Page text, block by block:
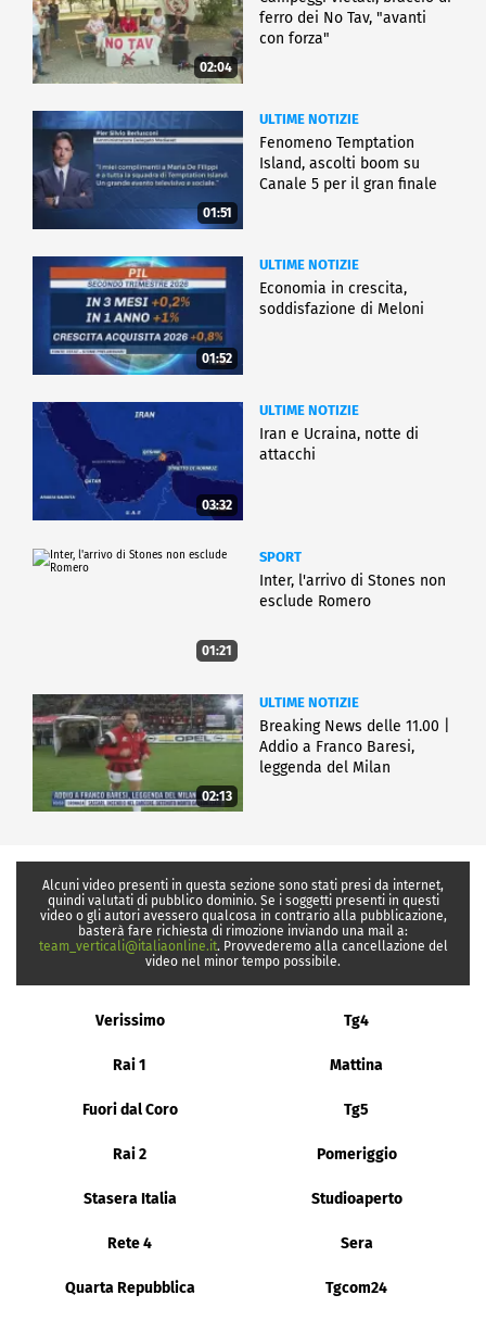
02:04
ferro dei No Tav, "avanti
con forza"
01:51
ULTIME NOTIZIE
Fenomeno Temptation
Island, ascolti boom su
Canale 5 per il gran finale
01:52
ULTIME NOTIZIE
Economia in crescita,
soddisfazione di Meloni
03:32
ULTIME NOTIZIE
Iran e Ucraina, notte di
attacchi
01:21
SPORT
Inter, l'arrivo di Stones non
esclude Romero
02:13
ULTIME NOTIZIE
Breaking News delle 11.00 |
Addio a Franco Baresi,
leggenda del Milan
Alcuni video presenti in questa sezione sono stati presi da internet,
quindi valutati di pubblico dominio. Se i soggetti presenti in questi
video o gli autori avessero qualcosa in contrario alla pubblicazione,
basterà fare richiesta di rimozione inviando una mail a:
team_verticali@italiaonline.it. Provvederemo alla cancellazione del
video nel minor tempo possibile.
Verissimo Tg4
Rai 1 Mattina
Fuori dal Coro Tg5
Rai 2 Pomeriggio
Stasera Italia Studioaperto
Rete 4 Sera
Quarta Repubblica Tgcom24